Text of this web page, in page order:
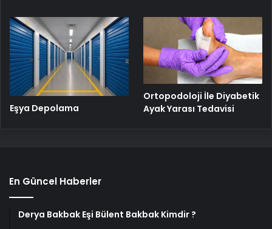
Eşya Depolama
Ortopodoloji İle Diyabetik
Ayak Yarası Tedavisi
En Güncel Haberler
Derya Bakbak Eşi Bülent Bakbak Kimdir ?